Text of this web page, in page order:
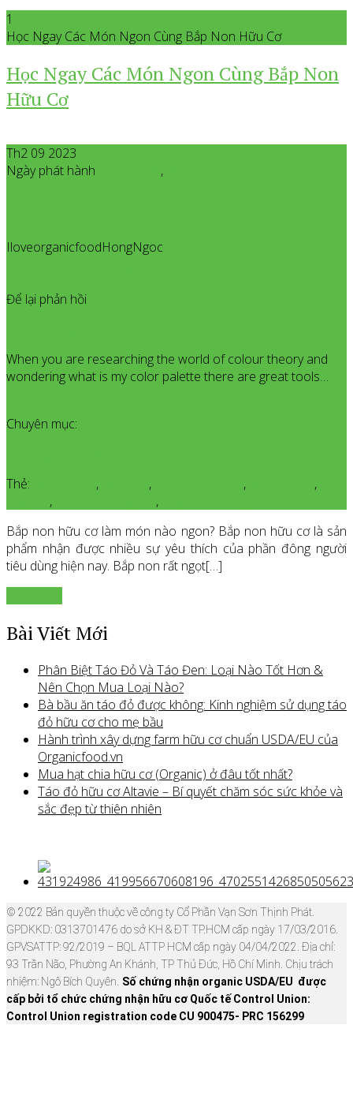
1
Học Ngay Các Món Ngon Cùng Bắp Non Hữu Cơ
Học Ngay Các Món Ngon Cùng Bắp Non
Hữu Cơ
Th2 09 2023
Ngày phát hành
,
IloveorganicfoodHongNgoc
Để lại phản hồi
When you are researching the world of colour theory and
wondering what is my color palette there are great tools…
Chuyên mục:
Thẻ:
, , ,
,
, ,
Bắp non hữu cơ làm món nào ngon? Bắp non hữu cơ là sản
phẩm nhận được nhiều sự yêu thích của phần đông người
tiêu dùng hiện nay. Bắp non rất ngọt[…]
Bài Viết Mới
Phân Biệt Táo Đỏ Và Táo Đen: Loại Nào Tốt Hơn &
Nên Chọn Mua Loại Nào?
Bà bầu ăn táo đỏ được không: Kinh nghiệm sử dụng táo
đỏ hữu cơ cho mẹ bầu
Hành trình xây dựng farm hữu cơ chuẩn USDA/EU của
Organicfood.vn
Mua hạt chia hữu cơ (Organic) ở đâu tốt nhất?
Táo đỏ hữu cơ Altavie – Bí quyết chăm sóc sức khỏe và
sắc đẹp từ thiên nhiên
© 2022 Bản quyền thuộc về công ty Cổ Phần Vạn Sơn Thịnh Phát.
GPDKKD: 0313701476 do sở KH & ĐT TP.HCM cấp ngày 17/03/2016.
GPVSATTP: 92/2019 – BQL ATTP HCM cấp ngày 04/04/2022. Địa chỉ:
93 Trần Não, Phường An Khánh, TP Thủ Đức, Hồ Chí Minh. Chịu trách
nhiệm: Ngô Bích Quyên. Số chứng nhận organic USDA/EU được
cấp bởi tổ chức chứng nhận hữu cơ Quốc tế Control Union:
Control Union registration code CU 900475- PRC 156299